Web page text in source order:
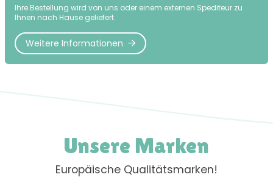
Ihre Bestellung wird von uns oder einem externen Spediteur zu
Ihnen nach Hause geliefert.
Weitere Informationen
Unsere Marken
Europäische Qualitätsmarken!